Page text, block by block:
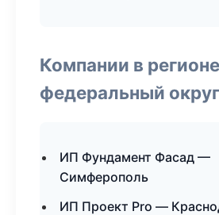
Компании в
федеральный округ
ИП Фундамент Фасад —
Симферополь
ИП Проект Pro —